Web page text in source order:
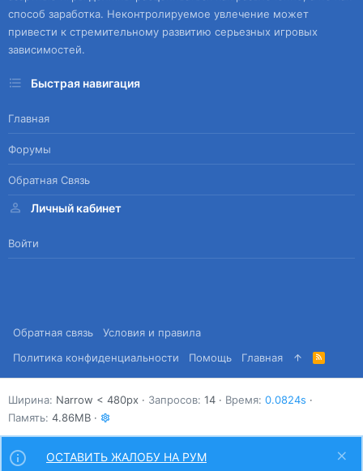
способ заработка. Неконтролируемое увлечение может
привести к стремительному развитию серьезных игровых
зависимостей.
Быстрая навигация
Главная
Форумы
Обратная Связь
Личный кабинет
Войти
Обратная связь
Условия и правила
Политика конфиденциальности
Помощь Главная
R
S
S
Ширина Запросов 14 Время 0.0824s
Память 4.86MB
Снизу
ОСТАВИТЬ ЖАЛОБУ НА РУМ